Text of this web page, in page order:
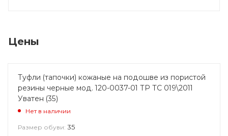
Цены
Туфли (тапочки) кожаные на подошве из пористой
резины черные мод. 120-0037-01 ТР ТС 019\2011
Уватен (35)
Нет в наличии
Размер обуви: 35